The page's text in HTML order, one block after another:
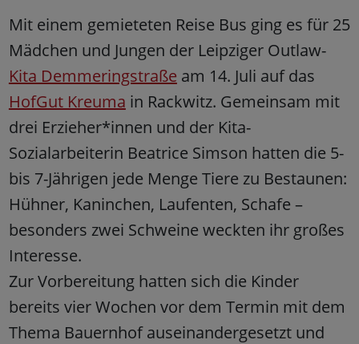
Mit einem gemieteten Reise Bus ging es für 25
Mädchen und Jungen der Leipziger Outlaw-
Kita Demmeringstraße am 14. Juli auf das
HofGut Kreuma in Rackwitz. Gemeinsam mit
drei Erzieher*innen und der Kita-
Sozialarbeiterin Beatrice Simson hatten die 5-
bis 7-Jährigen jede Menge Tiere zu Bestaunen:
Hühner, Kaninchen, Laufenten, Schafe –
besonders zwei Schweine weckten ihr großes
Interesse.
Zur Vorbereitung hatten sich die Kinder
bereits vier Wochen vor dem Termin mit dem
Thema Bauernhof auseinandergesetzt und